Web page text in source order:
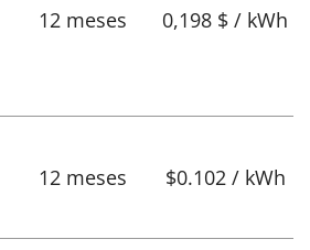
12 meses 0,198 $ / kWh
12 meses $0.102 / kWh